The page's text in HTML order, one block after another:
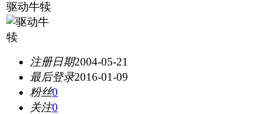
驱动牛犊
注册日期2004-05-21
最后登录2016-01-09
粉丝0
关注0